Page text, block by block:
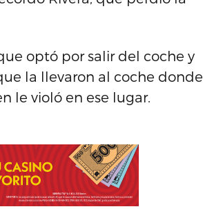
optó por salir del coche y
la llevaron al coche donde
le violó en ese lugar.